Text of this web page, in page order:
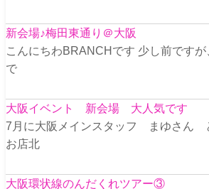
新会場♪梅田東通り＠大阪
こんにちわBRANCHです 少し前ですが
で
大阪イベント 新会場 大人気です
7月に大阪メインスタッフ まゆさん
お店北
大阪環状線のんだくれツアー③